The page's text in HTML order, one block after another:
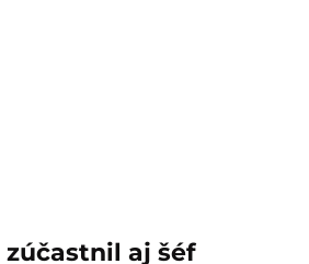
zúčastnil aj šéf